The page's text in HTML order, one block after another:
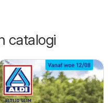
catalogi